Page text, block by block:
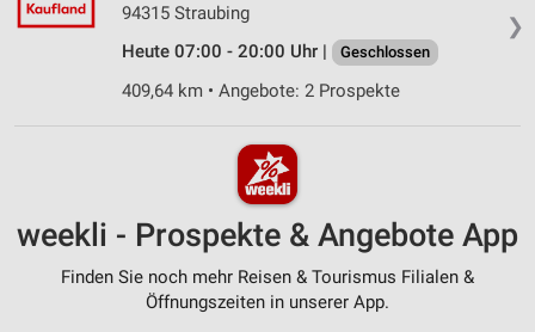
❯
94315 Straubing
Heute 07:00 - 20:00 Uhr |
Geschlossen
409,64 km • Angebote: 2 Prospekte
weekli - Prospekte & Angebote App
Finden Sie noch mehr Reisen & Tourismus Filialen &
Öffnungszeiten in unserer App.